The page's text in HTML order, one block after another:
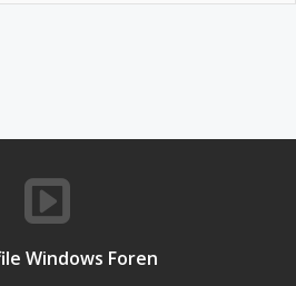
Windows Foren